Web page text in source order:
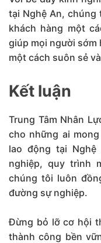
tại Nghệ An,
khách hàng một
giúp mọi người sớm
một cách suôn sẻ
Kết luận
Trung Tâm Nhân
cho những ai
lao động tại
nghiệp, quy trình
chúng tôi luôn
đường sự nghiệp.
Đừng bỏ lỡ cơ hội
thành công bền